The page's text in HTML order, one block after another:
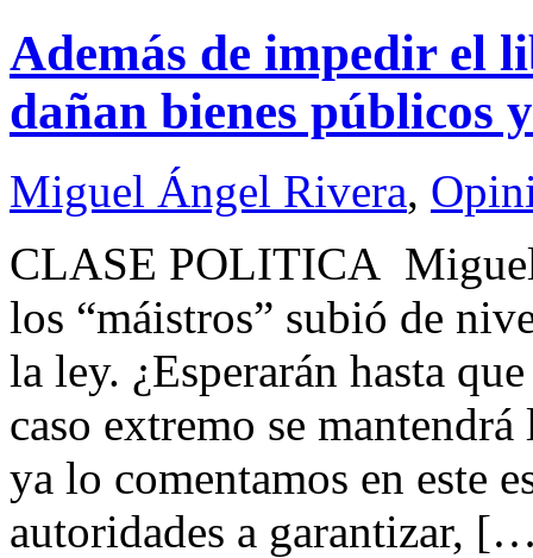
Además de impedir el
dañan bienes públicos
Miguel Ángel Rivera,
CLASE POLITICA
los “máistros” subió de
la ley. ¿Esperarán hasta
caso extremo se
ya lo comentamos en este
autoridades a garantizar,